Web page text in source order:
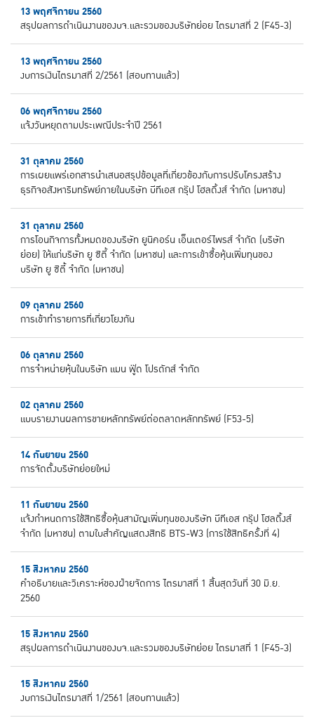
13 พฤศจิกายน 2560
สรุปผลการดำเนินงานของบจ.และรวมของบริษัทย่อย ไตรมาสที่ 2 (F45-3)
13 พฤศจิกายน 2560
งบการเงินไตรมาสที่ 2/2561 (สอบทานแล้ว)
06 พฤศจิกายน 2560
แจ้งวันหยุดตามประเพณีประจำปี 2561
31 ตุลาคม 2560
การเผยแพร่เอกสารนำเสนอสรุปข้อมูลที่เกี่ยวข้องกับการปรับโครงสร้าง
ธุรกิจอสังหาริมทรัพย์ภายในบริษัท บีทีเอส กรุ๊ป โฮลดิ้งส์ จำกัด (มหาชน)
31 ตุลาคม 2560
การโอนกิจการทั้งหมดของบริษัท ยูนิคอร์น เอ็นเตอร์ไพรส์ จำกัด (บริษัท
ย่อย) ให้แก่บริษัท ยู ซิตี้ จำกัด (มหาชน) และการเข้าซื้อหุ้นเพิ่มทุนของ
บริษัท ยู ซิตี้ จำกัด (มหาชน)
09 ตุลาคม 2560
การเข้าทำรายการที่เกี่ยวโยงกัน
06 ตุลาคม 2560
การจำหน่ายหุ้นในบริษัท แมน ฟู๊ด โปรดักส์ จำกัด
02 ตุลาคม 2560
แบบรายงานผลการขายหลักทรัพย์ต่อตลาดหลักทรัพย์ (F53-5)
14 กันยายน 2560
การจัดตั้งบริษัทย่อยใหม่
11 กันยายน 2560
แจ้งกำหนดการใช้สิทธิซื้อหุ้นสามัญเพิ่มทุนของบริษัท บีทีเอส กรุ๊ป โฮลดิ้งส์
จำกัด (มหาชน) ตามใบสำคัญแสดงสิทธิ BTS-W3 (การใช้สิทธิครั้งที่ 4)
15 สิงหาคม 2560
คำอธิบายและวิเคราะห์ของฝ่ายจัดการ ไตรมาสที่ 1 สิ้นสุดวันที่ 30 มิ.ย.
2560
15 สิงหาคม 2560
สรุปผลการดำเนินงานของบจ.และรวมของบริษัทย่อย ไตรมาสที่ 1 (F45-3)
15 สิงหาคม 2560
งบการเงินไตรมาสที่ 1/2561 (สอบทานแล้ว)